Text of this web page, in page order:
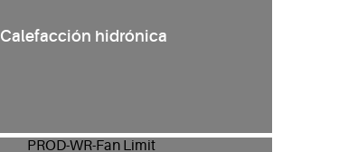
Calefacción hidrónica